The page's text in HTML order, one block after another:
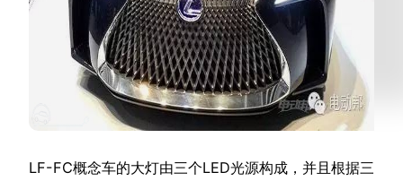
LF-FC概念车的大灯由三个LED光源构成，并且根据三